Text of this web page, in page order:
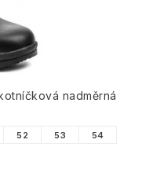
nadměrná
52 53 54